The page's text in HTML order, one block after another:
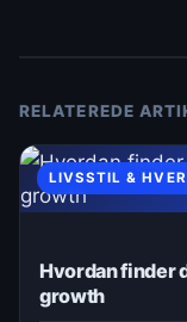
RELATEREDE
LIVSSTIL &
Hvordan finder
growth